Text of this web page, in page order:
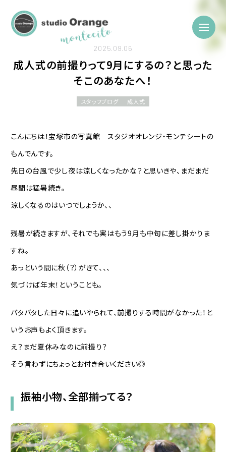
2025.09.06
成人式の前撮りって9月にするの？と思った
そこのあなたへ！
スタッフブログ 成人式
こんにちは！宝塚市の写真館 スタジオオレンジ・モンテシートの
もんでんです。
先日の台風で少し夜は涼しくなったかな？と思いきや、まだまだ
昼間は猛暑続き。
涼しくなるのはいつでしょうか、、
残暑が続きますが、それでも実はもう9月も中旬に差し掛かりま
すね。
あっという間に秋（？）がきて、、、
気づけば年末！ということも。
バタバタした日々に追いやられて、前撮りする時間がなかった！と
いうお声もよく頂きます。
え？まだ夏休みなのに前撮り？
そう言わずにちょっとお付き合いください◎
振袖小物、全部揃ってる？